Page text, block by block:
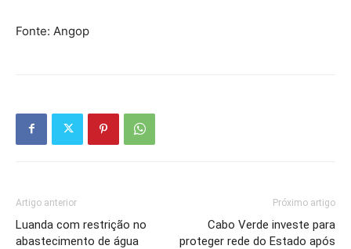
Fonte: Angop
Artigo anterior
Luanda com restrição no
abastecimento de água
Próximo artigo
Cabo Verde investe para
proteger rede do Estado após